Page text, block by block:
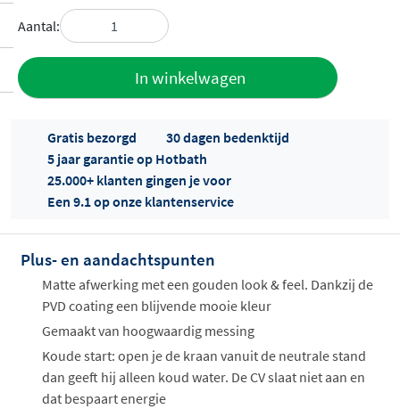
Aantal:
In winkelwagen
Offertes
ophalen...
Gratis bezorgd
30 dagen bedenktijd
5 jaar garantie op Hotbath
25.000+ klanten gingen je voor
Een 9.1 op onze klantenservice
Plus- en aandachtspunten
Matte afwerking met een gouden look & feel. Dankzij de
PVD coating een blijvende mooie kleur
Gemaakt van hoogwaardig messing
Koude start: open je de kraan vanuit de neutrale stand
dan geeft hij alleen koud water. De CV slaat niet aan en
dat bespaart energie